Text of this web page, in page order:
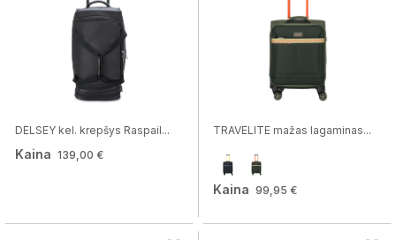
DELSEY kel. krepšys Raspail...
Kaina 139,00 €
TRAVELITE mažas lagaminas...
Kaina 99,95 €